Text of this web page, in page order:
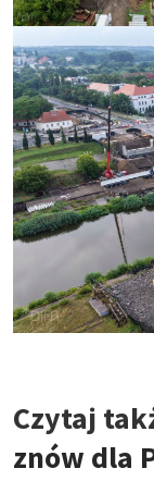
Czytaj
znów dla